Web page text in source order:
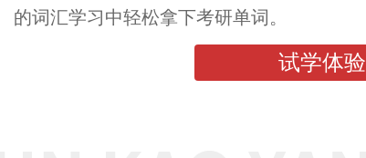
的词汇学习中轻松拿下考研单词。
试学体验